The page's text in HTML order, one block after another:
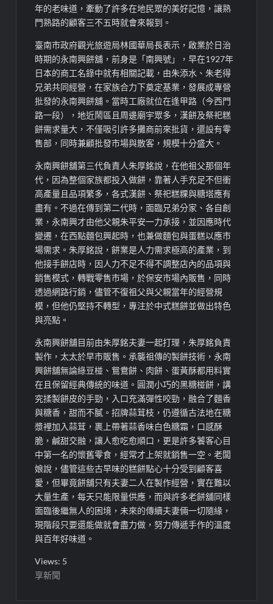
年的老味道，牽動了許多在地民眾的美好記憶，讓熟
門熟路的顧客三不五時就會來報到。
臺南市政府觀光旅遊局林國華局長表示，啟業於日治
時期的永南興餅舖，前身是「南興號」，早在1927年
日本的商工名錄中就有相關記載，由朱添水、朱老得
兄弟共同經營，在家族合力下奠定基業，發展成專營
批發的永南興餅舖。當時工廠就位在逢甲路（今西門
路一段），地近鬧區且周邊廟宇眾多，漢餅及祭祀糕
餅需求量大，不僅吸引許多攤商前來批貨，還設有零
售部，同時兼顧批發市場與散客，規模十分盛大。
永南興餅舖第三代負責人朱厚銘說，在他祖父那個年
代，因為整個家族都投入做餅，靠著人手充足不但衝
高產量且品項繁多，各式漢餅、祭祀糕粿與糖塔應有
盡有。不過在傳到第二代時，面臨兄弟分家、各自創
業，永南興才由他父親朱平安一力承接，並因應時代
變遷，在西點麵包興起時，也兼做麵包與蛋糕以應市
場需求。朱厚銘說，餅業是人力需求極高的產業，到
他接手餅店時，因人力不足不得不調整店內的品項與
銷售模式，轉戰零售市場，於保安市場內販售，同時
透過網路行銷，儘管不復祖父與父親當年的經營規
模，但他仍堅持不轉型，專注於中式糕餅並做出特色
與亮點。
永南興餅舖目前由朱厚銘夫妻一起打理，朱厚銘負責
製作，太太於早市販售。承襲祖傳的製餅技術，永南
興餅舖無論綠豆椪、鴛鴦餅、肉餅、蛋黃酥都用料實
在且保留經典傳統的味道。圓潤小巧的黑糖椪餅，講
究揉製餅皮的手勁，入口充滿彈性咬勁，融合了麵香
與糖香，甜而不膩。招牌蒜茸枝，仍遵循古法地在糖
漿裡加入蒜茸，裹上帶著蒜香味白色糖霜，口感酥
脆，鹹甜交融，讓人愈吃愈順口，更是許多饕客心目
中第一名的懷舊零食，經常才上架就銷售一空。老闆
娘說，儘管這些古早味的糕餅點心十分受到顧客喜
愛，但畢竟餅舖只有夫妻二人在製作經營，實在難以
大量生產，每天只能限量供應，而與許多老餅舖同樣
面臨後繼無人的困境，未來的傳續夫妻倆一切隨緣，
現階段只要還能做就會盡力做，努力傳遞手作的溫度
與百年好味道。
Views: 5
享新聞